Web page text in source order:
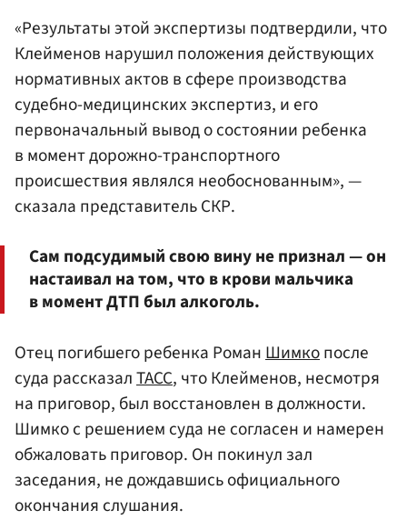
«Результаты этой экспертизы подтвердили, что
Клейменов нарушил положения действующих
нормативных актов в сфере производства
судебно-медицинских экспертиз, и его
первоначальный вывод о состоянии ребенка
в момент дорожно-транспортного
происшествия являлся необоснованным», —
сказала представитель СКР.
Сам подсудимый свою вину не признал — он
настаивал на том, что в крови мальчика
в момент ДТП был алкоголь.
Отец погибшего ребенка РоманШимкопосле
суда рассказалТАСС, что Клейменов, несмотря
на приговор, был восстановлен в должности.
Шимко с решением суда не согласен и намерен
обжаловать приговор. Он покинул зал
заседания, не дождавшись официального
окончания слушания.